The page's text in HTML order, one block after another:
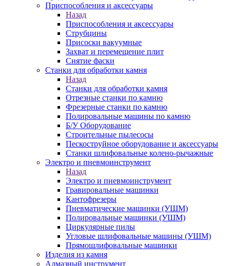
Приспособления и аксессуары
Назад
Приспособления и аксессуары
Струбцины
Присоски вакуумные
Захват и перемещение плит
Снятие фаски
Станки для обработки камня
Назад
Станки для обработки камня
Отрезные станки по камню
Фрезерные станки по камню
Полировальные машины по камню
Б/У Оборудование
Строительные пылесосы
Пескоструйное оборудование и аксессуары
Станки шлифовальные колено-рычажные
Электро и пневмоинструмент
Назад
Электро и пневмоинструмент
Гравировальные машинки
Кантофрезеры
Пневматические машинки (УШМ)
Полировальные машинки (УШМ)
Циркулярные пилы
Угловые шлифовальные машины (УШМ)
Прямошлифовальные машинки
Изделия из камня
Алмазный инструмент